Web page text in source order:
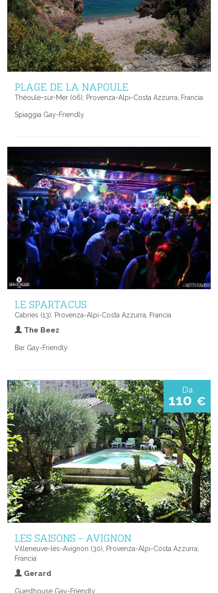
PLAGE DE LA NAPOULE
Théoule-sur-Mer (06), Provenza-Alpi-Costa Azzurra, Francia
Spiaggia Gay-Friendly
LE SPARTACUS
Cabries (13), Provenza-Alpi-Costa Azzurra, Francia
The Beez
Bar Gay-Friendly
Da
110 €
LES SAISONS - AVIGNON
Villeneuve-lès-Avignon (30), Provenza-Alpi-Costa Azzurra,
Francia
Gerard
Guesthouse Gay-Friendly